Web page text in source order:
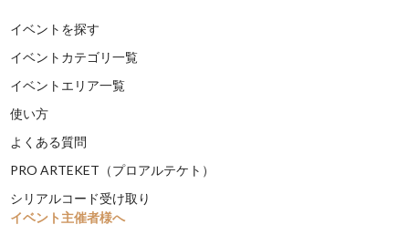
イベントを探す
イベントカテゴリ一覧
イベントエリア一覧
使い方
よくある質問
PRO ARTEKET（プロアルテケト）
シリアルコード受け取り
イベント主催者様へ